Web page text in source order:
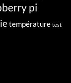
pi
température test